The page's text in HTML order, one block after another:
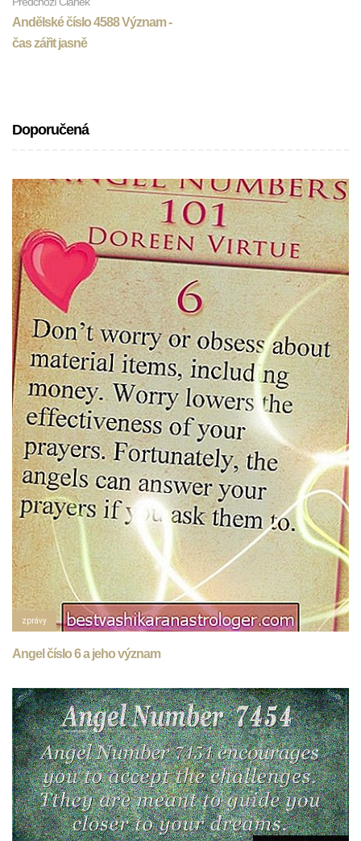
Andělské číslo 4588 Význam -
čas zářit jasně
Doporučená
zprávy
Angel číslo 6 a jeho význam